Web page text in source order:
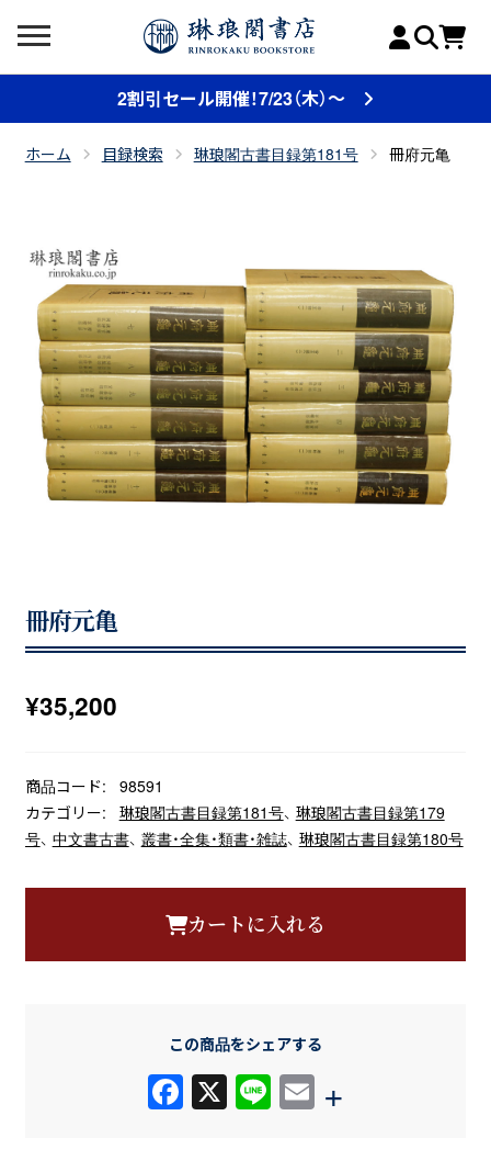
2割引セール開催！7/23（木）～
ホーム 目録検索 琳琅閣古書目録第181号 冊府元亀
冊府元亀
¥35,200
商品コード:
98591
カテゴリー:
琳琅閣古書目録第181号、 琳琅閣古書目録第179
号、 中文書古書、 叢書・全集・類書・雑誌、 琳琅閣古書目録第180号
カートに入れる
この商品をシェアする
F X Li E
+